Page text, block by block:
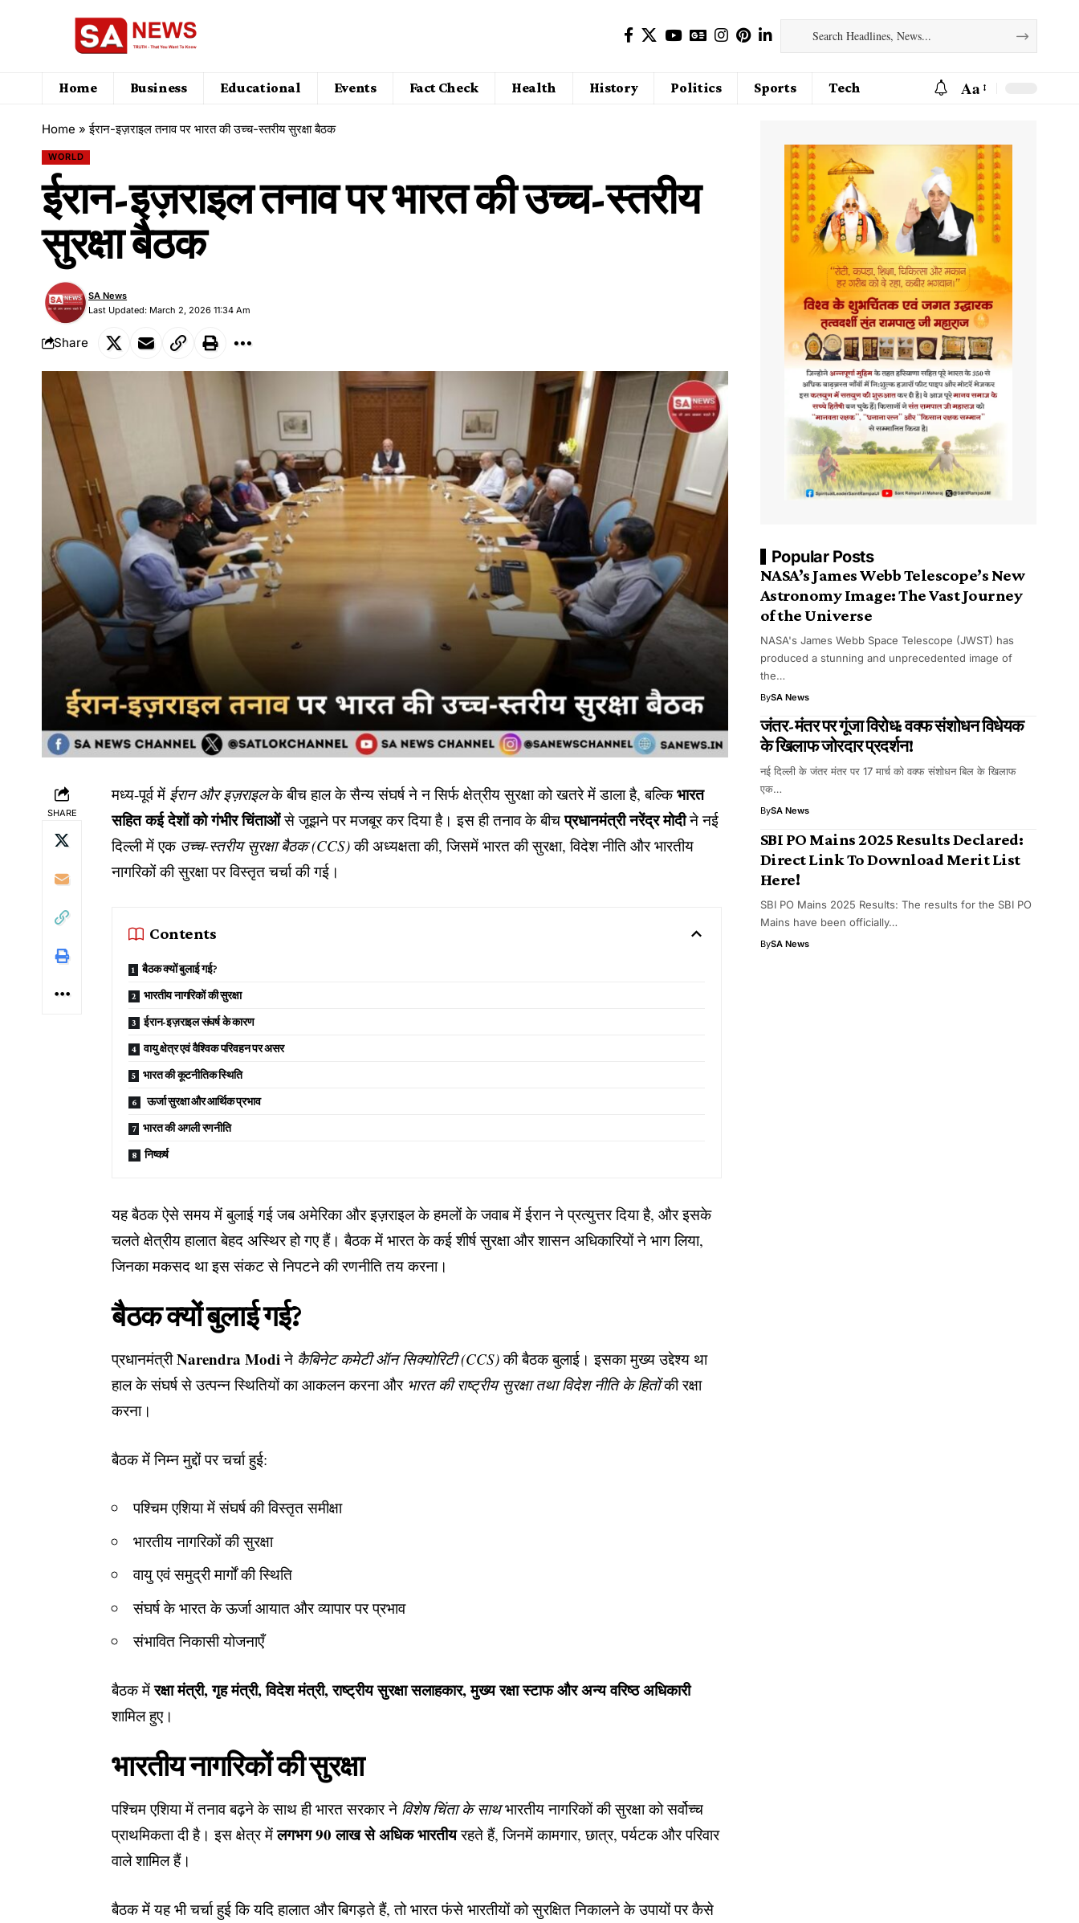
Home Business Educational Events Fact Check Health History Politics Sports Tech Aa
Home »ईरान-इज़राइल तनाव पर भारत की उच्च-स्तरीय सुरक्षा बैठक
WORLD
ईरान-इज़राइल तनाव पर भारत की उच्च-स्तरीय
सुरक्षा बैठक
Last Updated: March 2, 2026 11:34 Am
SA News
Share
SHARE
मध्य-पूर्व में ईरान और इज़राइलके बीच हाल के सैन्य संघर्ष ने न सिर्फ क्षेत्रीय सुरक्षा को खतरे में डाला है, बल्किभारत
सहित कई देशों को गंभीर चिंताओंसे जूझने पर मजबूर कर दिया है। इस ही तनाव के बीचप्रधानमंत्री नरेंद्र मोदीने नई
दिल्ली में एक उच्च-स्तरीय सुरक्षा बैठक (CCS)की अध्यक्षता की, जिसमें भारत की सुरक्षा, विदेश नीति और भारतीय
नागरिकों की सुरक्षा पर विस्तृत चर्चा की गई।
Contents
बैठक क्यों बुलाई गई?
भारतीय नागरिकों की सुरक्षा
ईरान-इज़राइल संघर्ष के कारण
वायु क्षेत्र एवं वैश्विक परिवहन पर असर
भारत की कूटनीतिक स्थिति
ऊर्जा सुरक्षा और आर्थिक प्रभाव
भारत की अगली रणनीति
निष्कर्ष
यह बैठक ऐसे समय में बुलाई गई जब अमेरिका और इज़राइल के हमलों के जवाब में ईरान ने प्रत्युत्तर दिया है, और इसके
चलते क्षेत्रीय हालात बेहद अस्थिर हो गए हैं। बैठक में भारत के कई शीर्ष सुरक्षा और शासन अधिकारियों ने भाग लिया,
जिनका मकसद था इस संकट से निपटने की रणनीति तय करना।
बैठक क्यों बुलाई गई?
प्रधानमंत्रीNarendra Modiने कैबिनेट कमेटी ऑन सिक्योरिटी (CCS)की बैठक बुलाई। इसका मुख्य उद्देश्य था
हाल के संघर्ष से उत्पन्न स्थितियों का आकलन करना और भारत की राष्ट्रीय सुरक्षा तथा विदेश नीति के हितोंकी रक्षा
करना।
बैठक में निम्न मुद्दों पर चर्चा हुई:
पश्चिम एशिया में संघर्ष की विस्तृत समीक्षा
भारतीय नागरिकों की सुरक्षा
वायु एवं समुद्री मार्गों की स्थिति
संघर्ष के भारत के ऊर्जा आयात और व्यापार पर प्रभाव
संभावित निकासी योजनाएँ
बैठक मेंरक्षा मंत्री, गृह मंत्री, विदेश मंत्री, राष्ट्रीय सुरक्षा सलाहकार, मुख्य रक्षा स्टाफ और अन्य वरिष्ठ अधिकारी
शामिल हुए।
भारतीय नागरिकों की सुरक्षा
पश्चिम एशिया में तनाव बढ़ने के साथ ही भारत सरकार ने विशेष चिंता के साथभारतीय नागरिकों की सुरक्षा को सर्वोच्च
प्राथमिकता दी है। इस क्षेत्र मेंलगभग 90 लाख से अधिक भारतीयरहते हैं, जिनमें कामगार, छात्र, पर्यटक और परिवार
वाले शामिल हैं।
बैठक में यह भी चर्चा हुई कि यदि हालात और बिगड़ते हैं, तो भारत फंसे भारतीयों को सुरक्षित निकालने के उपायों पर कैसे
Popular Posts
NASA’s James Webb Telescope’s New
Astronomy Image: The Vast Journey
of the Universe
NASA's James Webb Space Telescope (JWST) has
produced a stunning and unprecedented image of
the…
BySA News
जंतर-मंतर पर गूंजा विरोध: वक्फ संशोधन विधेयक
के खिलाफ जोरदार प्रदर्शन!
नई दिल्ली के जंतर मंतर पर 17 मार्च को वक्फ संशोधन बिल के खिलाफ
एक…
BySA News
SBI PO Mains 2025 Results Declared:
Direct Link To Download Merit List
Here!
SBI PO Mains 2025 Results: The results for the SBI PO
Mains have been officially…
BySA News